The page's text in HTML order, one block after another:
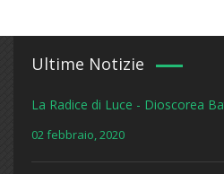
Ultime Notizie
La Radice di Luce - Dioscorea
02 febbraio, 2020